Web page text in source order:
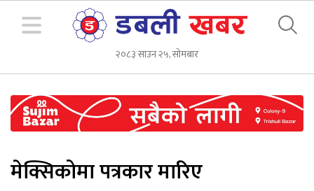
२०८३ साउन २५, सोमबार
मेक्सिकोमा पत्रकार मारिए